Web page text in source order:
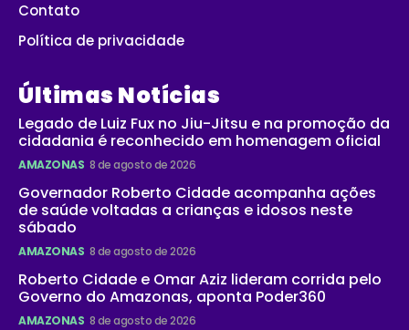
Contato
Política de privacidade
Últimas Notícias
Legado de Luiz Fux no Jiu-Jitsu e na promoção da
cidadania é reconhecido em homenagem oficial
AMAZONAS 8 de agosto de 2026
Governador Roberto Cidade acompanha ações
de saúde voltadas a crianças e idosos neste
sábado
AMAZONAS 8 de agosto de 2026
Roberto Cidade e Omar Aziz lideram corrida pelo
Governo do Amazonas, aponta Poder360
AMAZONAS 8 de agosto de 2026